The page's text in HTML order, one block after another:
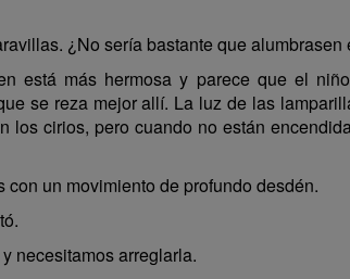
¿No sería bastante que
está más hermosa y parece que el
se reza mejor allí. La luz de las
cirios, pero cuando no están
un movimiento de profundo desdén.
necesitamos arreglarla.